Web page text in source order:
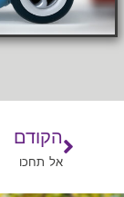
הקודם
אל תחכו